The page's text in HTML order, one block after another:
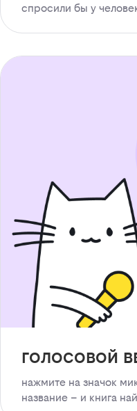
спросили бы у
голосовой
нажмите на значок
название – и книга